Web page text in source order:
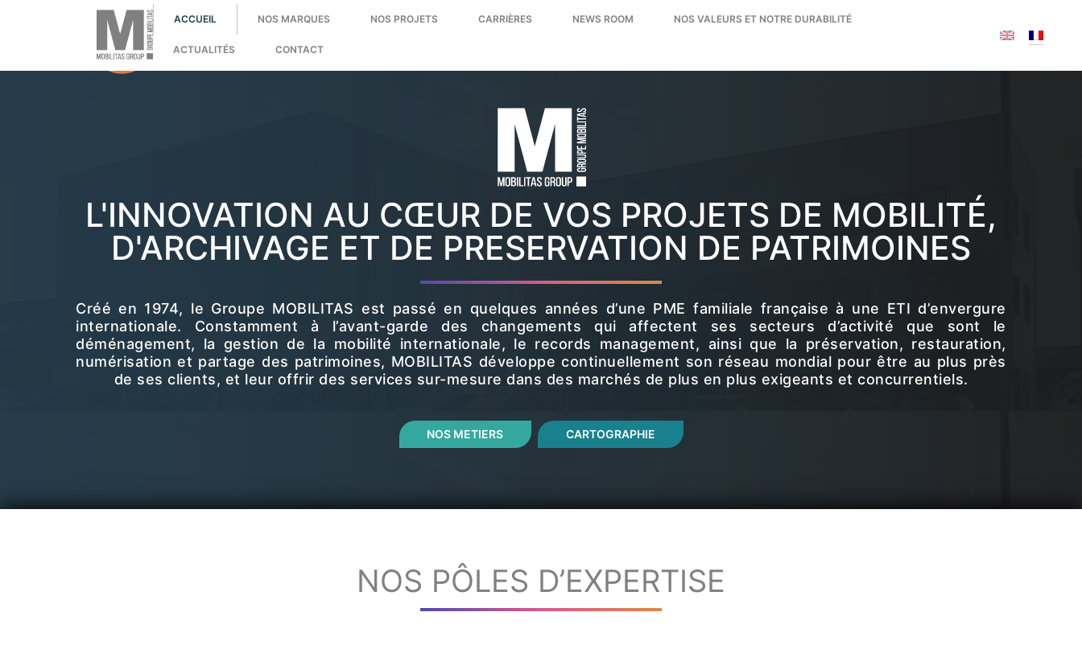
ACCUEIL NOS MARQUES NOS PROJETS CARRIÈRES NEWS ROOM NOS VALEURS ET NOTRE DURABILITÉ
ACTUALITÉS CONTACT
L'INNOVATION AU CŒUR DE VOS PROJETS DE MOBILITÉ,
D'ARCHIVAGE ET DE PRESERVATION DE PATRIMOINES
Créé en 1974, le Groupe MOBILITAS est passé en quelques années d’une PME familiale française à une ETI d’envergure
internationale. Constamment à l’avant-garde des changements qui affectent ses secteurs d’activité que sont le
déménagement, la gestion de la mobilité internationale, le records management, ainsi que la préservation, restauration,
numérisation et partage des patrimoines, MOBILITAS développe continuellement son réseau mondial pour être au plus près
de ses clients, et leur offrir des services sur-mesure dans des marchés de plus en plus exigeants et concurrentiels.
NOS METIERS CARTOGRAPHIE
NOS PÔLES D’EXPERTISE